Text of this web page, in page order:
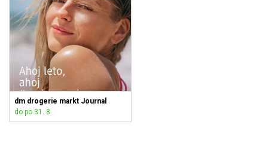
dm drogerie markt Journal
do po 31. 8.